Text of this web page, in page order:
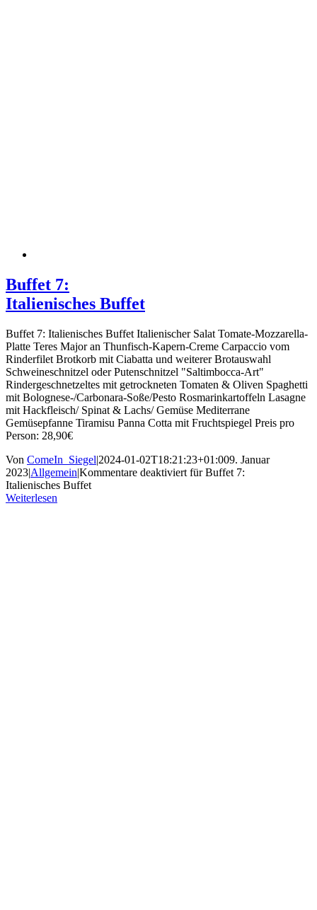
Buffet 7:
Italienisches Buffet
Buffet 7: Italienisches Buffet Italienischer Salat Tomate-Mozzarella-
Platte Teres Major an Thunfisch-Kapern-Creme Carpaccio vom
Rinderfilet Brotkorb mit Ciabatta und weiterer Brotauswahl
Schweineschnitzel oder Putenschnitzel "Saltimbocca-Art"
Rindergeschnetzeltes mit getrockneten Tomaten & Oliven Spaghetti
mit Bolognese-/Carbonara-Soße/Pesto Rosmarinkartoffeln Lasagne
mit Hackfleisch/ Spinat & Lachs/ Gemüse Mediterrane
Gemüsepfanne Tiramisu Panna Cotta mit Fruchtspiegel Preis pro
Person: 28,90€
Von ComeIn_Siegel|2024-01-02T18:21:23+01:009. Januar
2023|Allgemein|Kommentare deaktiviert für Buffet 7:
Italienisches Buffet
Weiterlesen